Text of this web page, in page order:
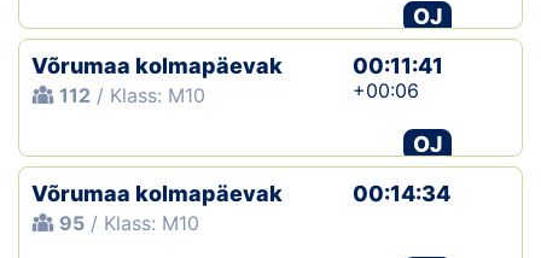
OJ
Võrumaa kolmapäevak
112 / Klass: M10
00:11:41
+00:06
OJ
Võrumaa kolmapäevak
95 / Klass: M10
00:14:34